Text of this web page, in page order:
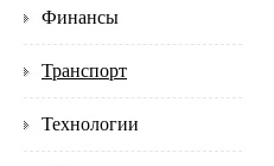
Финансы
Транспорт
Технологии